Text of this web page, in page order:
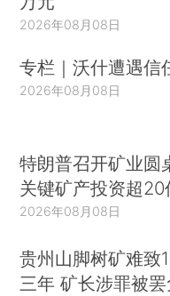
2026年08月08日
专栏｜沃什遭遇信
2026年08月08日
特朗普召开矿业圆
关键矿产投资超20
2026年08月08日
贵州山脚树矿难致
三年 矿长涉罪被罢